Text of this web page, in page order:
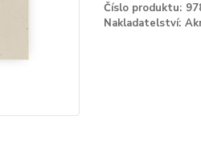
Číslo produktu:
Nakladatelství: